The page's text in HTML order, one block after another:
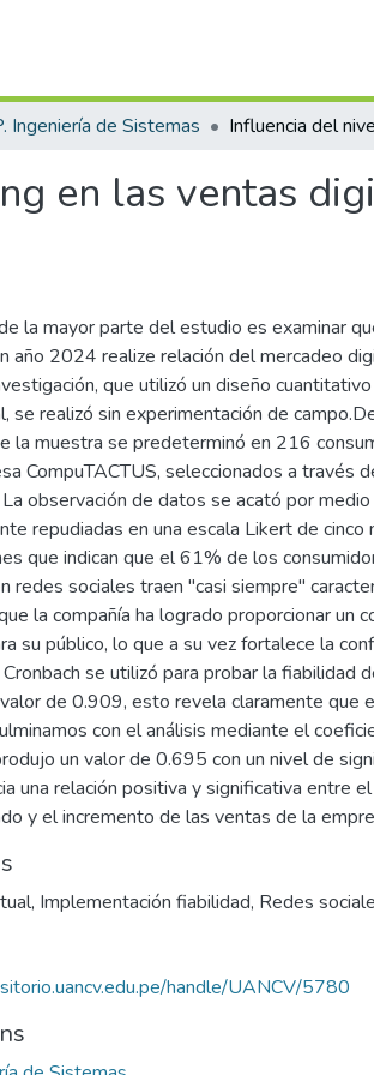
Ingeniería de Sistemas
en las ventas
la mayor parte del estudio es examinar
año 2024 realize relación del mercadeo
que utilizó un diseño
se realizó sin experimentación de
la muestra se predeterminó en 216
CompuTACTUS, seleccionados a través
observación de datos se acató por
repudiadas en una escala Likert de cinco
que indican que el 61% de los
redes sociales traen "casi siempre"
la compañía ha logrado proporcionar un
su público, lo que a su vez fortalece la
se utilizó para probar la fiabilidad
de 0.909, esto revela claramente que
con el análisis mediante el
un valor de 0.695 con un nivel de
una relación positiva y significativa entre
y el incremento de las ventas de la
, Implementación fiabilidad, Redes
handle/UANCV/5780